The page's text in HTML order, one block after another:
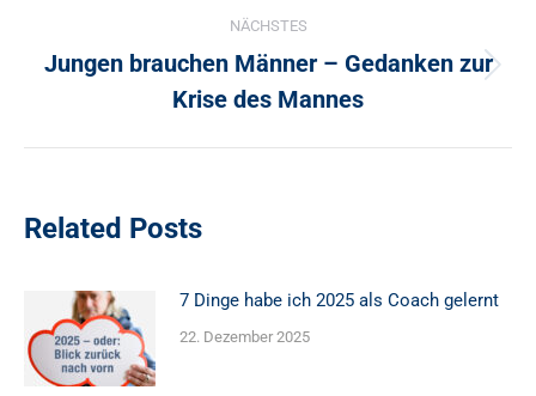
NÄCHSTES
Nächster
Beitrag:
Jungen brauchen Männer – Gedanken zur
Krise des Mannes
Related Posts
7 Dinge habe ich 2025 als Coach gelernt
22. Dezember 2025